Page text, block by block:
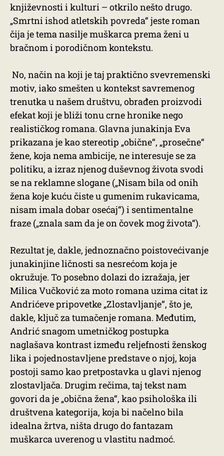
književnosti i kulturi – otkrilo nešto drugo.
„Smrtni ishod atletskih povreda“ jeste roman
čija je tema nasilje muškarca prema ženi u
bračnom i porodičnom kontekstu.
No, način na koji je taj praktično svevremenski
motiv, iako smešten u kontekst savremenog
trenutka u našem društvu, obrađen proizvodi
efekat koji je bliži tonu crne hronike nego
realističkog romana. Glavna junakinja Eva
prikazana je kao stereotip „obične“, „prosečne“
žene, koja nema ambicije, ne interesuje se za
politiku, a izraz njenog duševnog života svodi
se na reklamne slogane („Nisam bila od onih
žena koje kuću čiste u gumenim rukavicama,
nisam imala dobar osećaj“) i sentimentalne
fraze („znala sam da je on čovek mog života“).
Rezultat je, dakle, jednoznačno poistovećivanje
junakinjine ličnosti sa nesrećom koja je
okružuje. To posebno dolazi do izražaja, jer
Milica Vučković za moto romana uzima citat iz
Andrićeve pripovetke „Zlostavljanje“, što je,
dakle, ključ za tumačenje romana. Međutim,
Andrić snagom umetničkog postupka
naglašava kontrast između reljefnosti ženskog
lika i pojednostavljene predstave o njoj, koja
postoji samo kao pretpostavka u glavi njenog
zlostavljača. Drugim rečima, taj tekst nam
govori da je „obična žena“, kao psihološka ili
društvena kategorija, koja bi načelno bila
idealna žrtva, ništa drugo do fantazam
muškarca uverenog u vlastitu nadmoć.